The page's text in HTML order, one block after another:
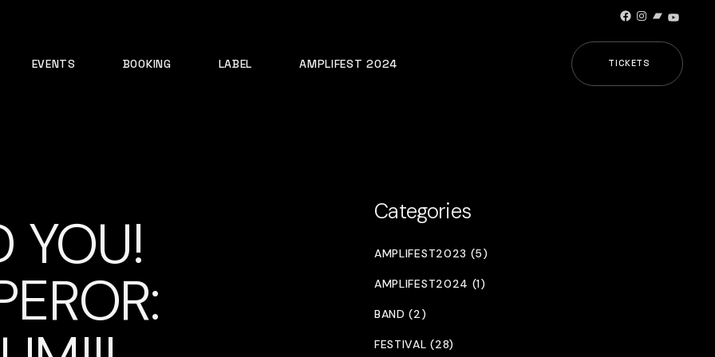
Facebook
Instagram
Bandcamp
EVENTS BOOKING LABEL AMPLIFEST 2024 TICKETS
YOU! Categories
AMPLIFEST2023 (5)
AMPLIFEST2024 (1)
BAND (2)
FESTIVAL (28)